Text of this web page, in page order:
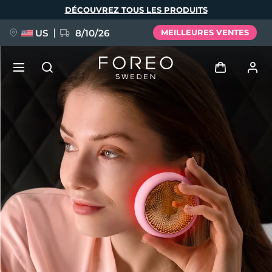
DÉCOUVREZ TOUS LES PRODUITS
US 8/10/26 MEILLEURES VENTES
Se connecter
Profil de l'utilisateur
Mes appareils
Mes commandes
Mes adresses
Mes abonnements
NOUVEAU
FAQ™ Pure Beauty-Tech Elixir
BREAKING NEWS
issa™ Teeth Whitening Set
Langue
Deutsch
Español
Français
Italiano
Português
Polski
Svenska
Русский
Türkçe
简体中文 繁體中文